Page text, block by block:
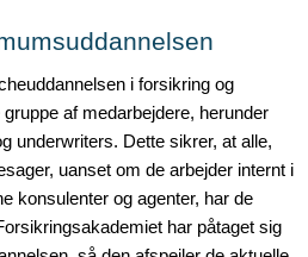
i forsikring og
af medarbejdere, herunder
underwriters. Dette sikrer, at alle,
uanset om de arbejder internt i
konsulenter og agenter, har de
har påtaget sig